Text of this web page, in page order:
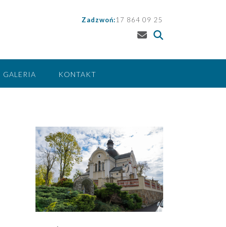
Zadzwoń:17 864 09 25
GALERIA KONTAKT